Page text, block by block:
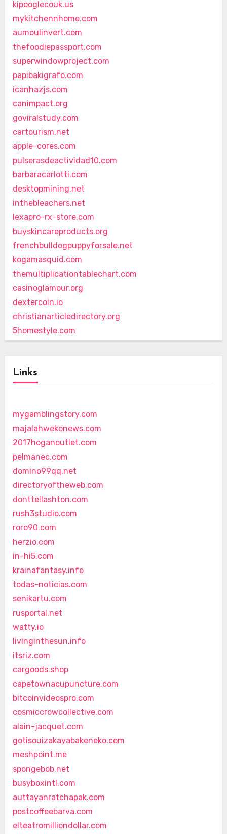
kipooglecouk.us
mykitchennhome.com
aumoulinvert.com
thefoodiepassport.com
superwindowproject.com
papibakigrafo.com
icanhazjs.com
canimpact.org
goviralstudy.com
cartourism.net
apple-cores.com
pulserasdeactividad10.com
barbaracarlotti.com
desktopmining.net
inthebleachers.net
lexapro-rx-store.com
buyskincareproducts.org
frenchbulldogpuppyforsale.net
kogamasquid.com
themultiplicationtablechart.com
casinoglamour.org
dextercoin.io
christianarticledirectory.org
5homestyle.com
Links
mygamblingstory.com
majalahwekonews.com
2017hoganoutlet.com
pelmanec.com
domino99qq.net
directoryoftheweb.com
donttellashton.com
rush3studio.com
roro90.com
herzio.com
in-hi5.com
krainafantasy.info
todas-noticias.com
senikartu.com
rusportal.net
watty.io
livinginthesun.info
itsriz.com
cargoods.shop
capetownacupuncture.com
bitcoinvideospro.com
cosmiccrowcollective.com
alain-jacquet.com
gotisouizakayabakeneko.com
meshpoint.me
spongebob.net
busyboxintl.com
auttayanratchapak.com
postcoffeebarva.com
elteatromilliondollar.com